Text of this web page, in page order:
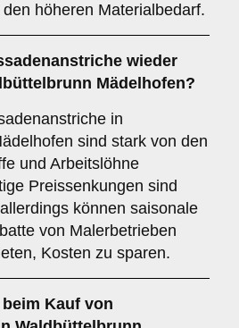
höheren Materialbedarf.
wieder
Mädelhofen?
in
sind stark von den
und Arbeitslöhne
Preissenkungen sind
können saisonale
von Malerbetrieben
Kosten zu sparen.
Kauf von